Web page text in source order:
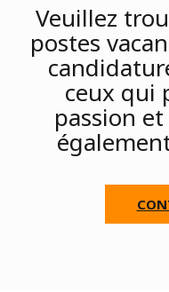
Veuillez
postes
ceux qui
passion